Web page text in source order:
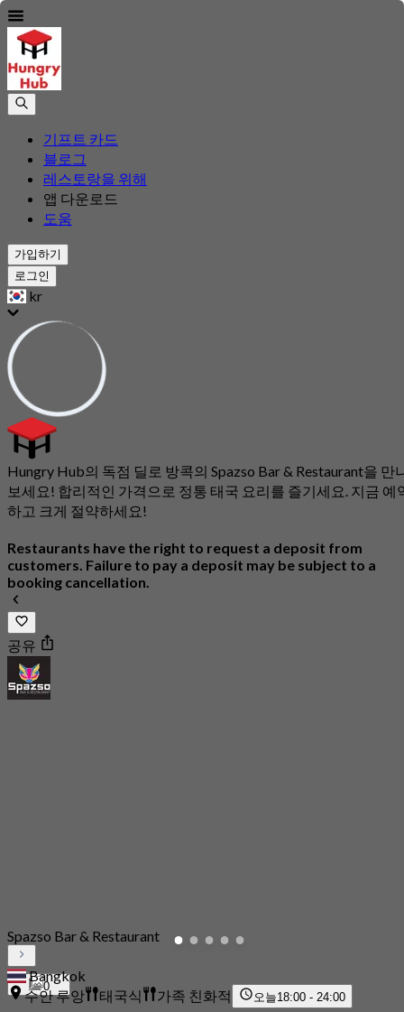
기프트 카드
블로그
레스토랑을 위해
앱 다운로드
도움
가입하기
로그인
kr
Hungry Hub의 독점 딜로 방콕의 Spazso Bar & Restaurant을 만
보세요! 합리적인 가격으로 정통 태국 요리를 즐기세요. 지금 예
하고 크게 절약하세요!
Restaurants have the right to request a deposit from
customers. Failure to pay a deposit may be subject to a
booking cancellation.
공유
0
Spazso Bar & Restaurant
Bangkok
수안 루앙
태국식 가족 친화적 오늘18:00 - 24:00